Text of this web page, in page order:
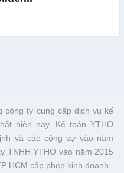
công ty cung cấp dịch vụ kế
hiện nay. Kế toán YTHO
và các cộng sự vào năm
TNHH YTHO vào năm 2015
HCM cấp phép kinh doanh.